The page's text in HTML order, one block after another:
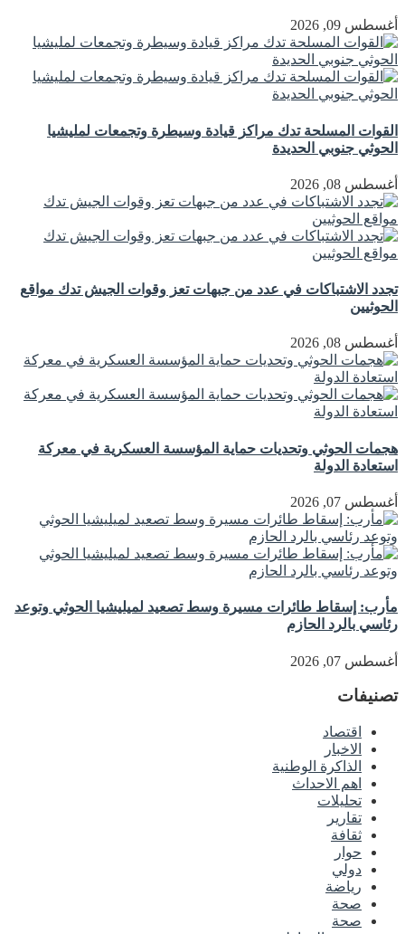
أغسطس 09, 2026
القوات المسلحة تدك مراكز قيادة وسيطرة وتجمعات لمليشيا
الحوثي جنوبي الحديدة
أغسطس 08, 2026
تجدد الاشتباكات في عدد من جبهات تعز وقوات الجيش تدك مواقع
الحوثيين
أغسطس 08, 2026
هجمات الحوثي وتحديات حماية المؤسسة العسكرية في معركة
استعادة الدولة
أغسطس 07, 2026
مأرب: إسقاط طائرات مسيرة وسط تصعيد لميليشيا الحوثي وتوعد
رئاسي بالرد الحازم
أغسطس 07, 2026
تصنيفات
اقتصاد
الاخبار
الذاكرة الوطنية
اهم الاحداث
تحليلات
تقارير
ثقافة
حوار
دولي
رياضة
صحة
صحة